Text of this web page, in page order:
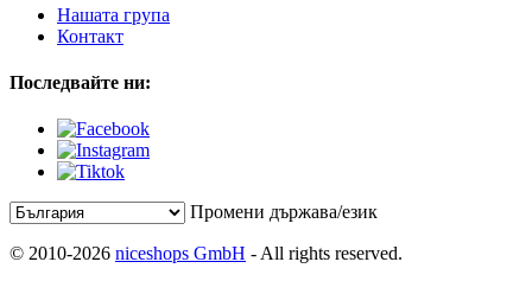
Нашата група
Контакт
Последвайте ни:
Промени държава/език
© 2010-2026 niceshops GmbH - All rights reserved.